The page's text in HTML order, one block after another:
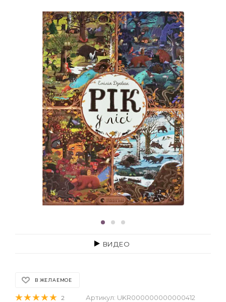
ВИДЕО
В ЖЕЛАЕМОЕ
2 Артикул: UKR000000000000412